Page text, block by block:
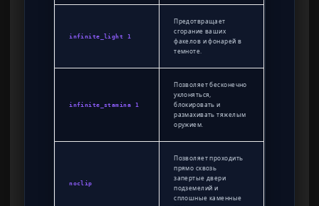
infinite_light 1
Предотвращает
сгорание ваших
факелов и фонарей в
темноте.
infinite_stamina 1
Позволяет бесконечно
уклоняться,
блокировать и
размахивать тяжелым
оружием.
noclip
Позволяет проходить
прямо сквозь
запертые двери
подземелий и
сплошные каменные